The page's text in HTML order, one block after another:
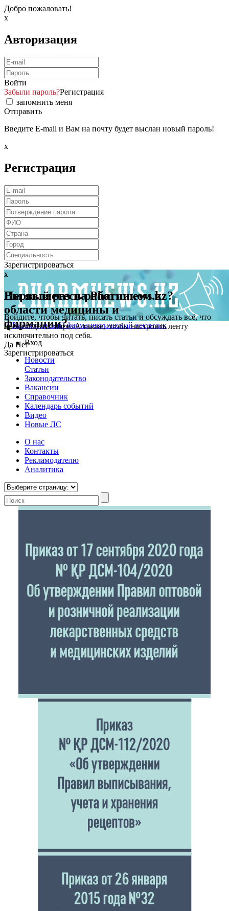
Добро пожаловать!
x
Авторизация
Войти
Забыли пароль?Регистрация
запомнить меня
Отправить
Введите E-mail и Вам на почту будет выслан новый пароль!
x
Регистрация
Зарегистрироваться
x
Первый раз на Pharmnews.kz?
Войдите, чтобы читать, писать статьи и обсуждать всё, что
происходит в мире. А также, чтобы настроить ленту
исключительно под себя.
Зарегистрироваться
x
Вы являетесь работником в
области медицины и
фармации?
Да НетВход
Новости
Статьи
Законодательство
Вакансии
Справочник
Календарь событий
Видео
Новые ЛС
О нас
Контакты
Рекламодателю
Аналитика